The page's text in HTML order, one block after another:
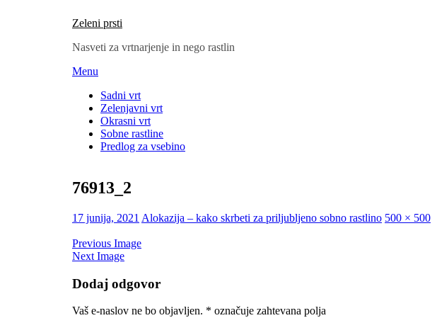
Zeleni prsti
Nasveti za vrtnarjenje in nego rastlin
Skip
content
Menu
Sadni vrt
Zelenjavni vrt
Okrasni vrt
Sobne rastline
Predlog za vsebino
76913_2
Posted
17 junija, 2021 Alokazija – kako skrbeti za priljubljeno sobno rastlino 500 × 500
Previous Image
Next Image
Dodaj odgovor
Vaš e-naslov ne bo objavljen. * označuje zahtevana polja